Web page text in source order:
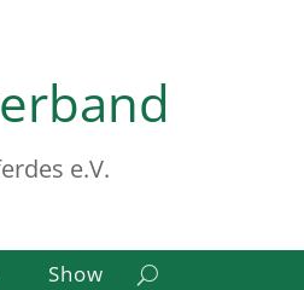
e.V.
Show